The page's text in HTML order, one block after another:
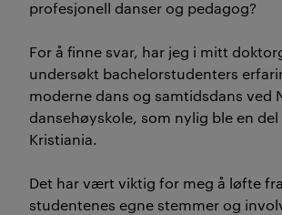
profesjonell danser og pedagog?
For å finne svar, har jeg i mitt
undersøkt bachelorstudenters
moderne dans og samtidsdans ved
dansehøyskole, som nylig ble en
Kristiania.
Det har vært viktig for meg å løfte
studentenes egne stemmer og